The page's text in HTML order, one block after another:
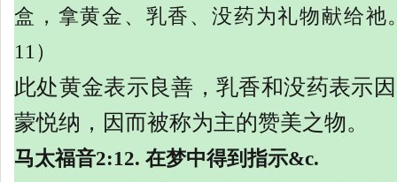
盒，拿黄金、乳香、没药为礼物献给祂
11）
此处黄金表示良善，乳香和没药表示
蒙悦纳，因而被称为主的赞美之物。
马太福音2:12. 在梦中得到指示&c.